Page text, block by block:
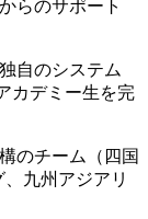
らのサポート
自のシステム
カデミー生を完
のチーム（四国
九州アジアリ